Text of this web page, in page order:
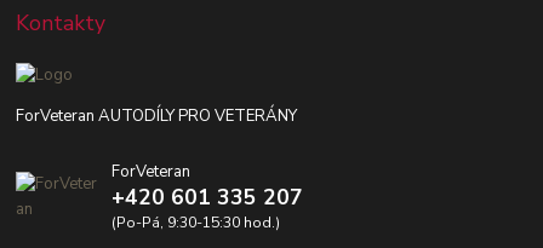
Kontakty
ForVeteran AUTODÍLY PRO VETERÁNY
ForVeteran
+420 601 335 207
(Po-Pá, 9:30-15:30 hod.)